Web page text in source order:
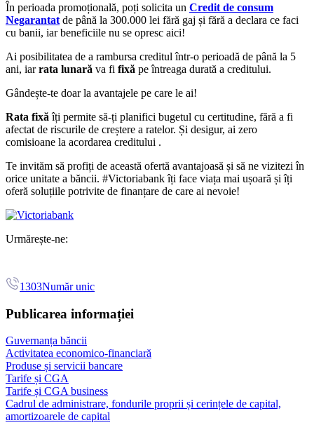
În perioada promoțională, poți solicita un Credit de consum
Negarantat de până la 300.000 lei fără gaj și fără a declara ce faci
cu banii, iar beneficiile nu se opresc aici!
Ai posibilitatea de a rambursa creditul într-o perioadă de până la 5
ani, iarrata lunară va fi fixă pe întreaga durată a creditului.
Gândește-te doar la avantajele pe care le ai!
Rata fixă îți permite să-ți planifici bugetul cu certitudine, fără a fi
afectat de riscurile de creștere a ratelor. Și desigur, ai zero
comisioane la acordarea creditului .
Te invităm să profiți de această ofertă avantajoasă și să ne vizitezi în
orice unitate a băncii. #Victoriabank îți face viața mai ușoară și îți
oferă soluțiile potrivite de finanțare de care ai nevoie!
Urmărește-ne:
1303Număr unic
Publicarea informației
Guvernanța băncii
Activitatea economico-financiară
Produse și servicii bancare
Tarife și CGA
Tarife și CGA business
Cadrul de administrare, fondurile proprii și cerințele de capital,
amortizoarele de capital